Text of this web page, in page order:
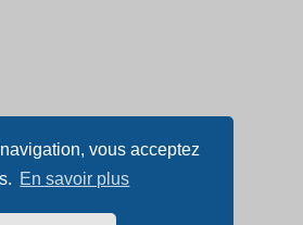
vous acceptez
En savoir plus